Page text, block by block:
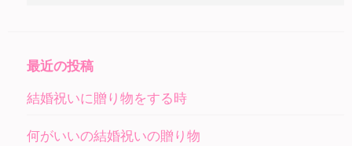
最近の投稿
結婚祝いに贈り物をする時
何がいいの結婚祝いの贈り物